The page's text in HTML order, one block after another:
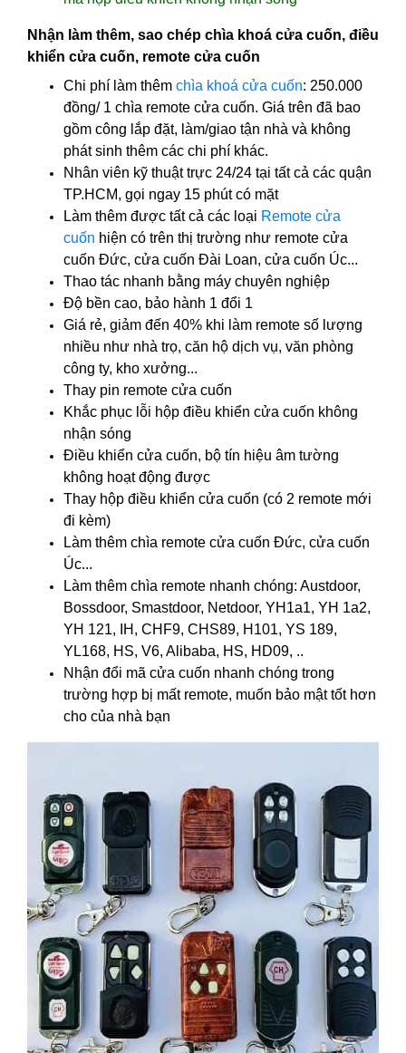
Nhận làm thêm, sao chép chìa khoá cửa cuốn, điều
khiển cửa cuốn, remote cửa cuốn
Chi phí làm thêm chìa khoá cửa cuốn: 250.000
đồng/ 1 chìa remote cửa cuốn. Giá trên đã bao
gồm công lắp đặt, làm/giao tận nhà và không
phát sinh thêm các chi phí khác.
Nhân viên kỹ thuật trực 24/24 tại tất cả các quận
TP.HCM, gọi ngay 15 phút có mặt
Làm thêm được tất cả các loại Remote cửa
cuốn hiện có trên thị trường như remote cửa
cuốn Đức, cửa cuốn Đài Loan, cửa cuốn Úc...
Thao tác nhanh bằng máy chuyên nghiệp
Độ bền cao, bảo hành 1 đổi 1
Giá rẻ, giảm đến 40% khi làm remote số lượng
nhiều như nhà trọ, căn hộ dịch vụ, văn phòng
công ty, kho xưởng...
Thay pin remote cửa cuốn
Khắc phục lỗi hộp điều khiển cửa cuốn không
nhận sóng
Điều khiển cửa cuốn, bộ tín hiệu âm tường
không hoạt động được
Thay hộp điều khiển cửa cuốn (có 2 remote mới
đi kèm)
Làm thêm chìa remote cửa cuốn Đức, cửa cuốn
Úc...
Làm thêm chìa remote nhanh chóng: Austdoor,
Bossdoor, Smastdoor, Netdoor, YH1a1, YH 1a2,
YH 121, IH, CHF9, CHS89, H101, YS 189,
YL168, HS, V6, Alibaba, HS, HD09, ..
Nhận đổi mã cửa cuốn nhanh chóng trong
trường hợp bị mất remote, muốn bảo mật tốt hơn
cho của nhà bạn